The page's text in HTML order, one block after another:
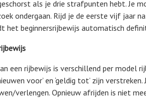
als je drie strafpunten hebt. Je
ondergaan. Rijd je de eerste vijf jaar
het beginnersrijbewijs automatisch
een rijbewijs is verschillend per model
voor’ en ‘geldig tot’ zijn
verlengen. Opnieuw afrijden is niet